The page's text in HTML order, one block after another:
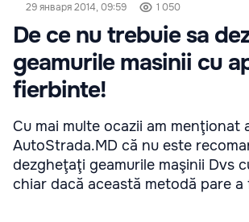
29 января 2014, 09:59 1 050
De ce nu trebuie sa
geamurile masinii cu
fierbinte!
Cu mai multe ocazii am menţionat
AutoStrada.MD că nu este
dezgheţaţi geamurile maşinii Dvs
chiar dacă această metodă pare